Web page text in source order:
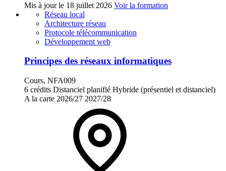
Mis à jour le 18 juillet 2026 Voir la formation
Réseau local
Architecture réseau
Protocole télécommunication
Développement web
Principes des réseaux informatiques
Cours, NFA009
6 crédits Distanciel planifié Hybride (présentiel et distanciel)
A la carte 2026/27 2027/28